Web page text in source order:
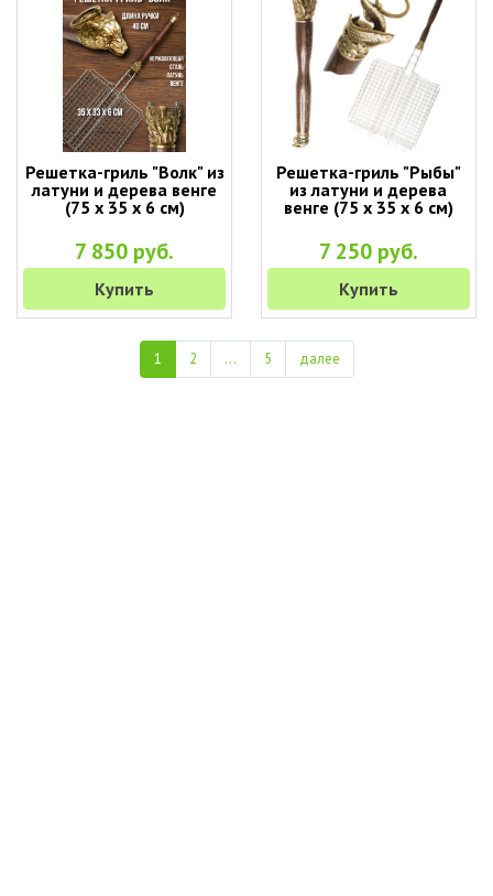
Решетка-гриль "Волк" из
латуни и дерева венге
(75 х 35 х 6 см)
7 850 руб.
Купить
Решетка-гриль "Рыбы"
из латуни и дерева
венге (75 х 35 х 6 см)
7 250 руб.
Купить
1 2 ... 5 далее